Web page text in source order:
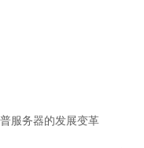
服务器的发展变革